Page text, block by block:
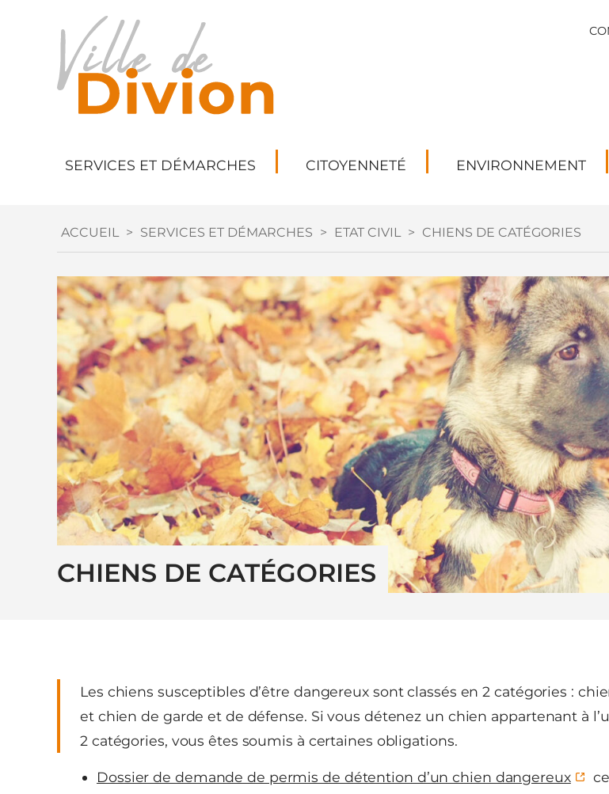
SERVICES ET DÉMARCHES CITOYENNETÉ ENVIRONNEMENT
ACCUEIL > SERVICES ET DÉMARCHES > ETAT CIVIL > CHIENS DE CATÉGORIES
CHIENS DE CATÉGORIES
Les chiens susceptibles d’être dangereux sont classés en 2 catégories :
et chien de garde et de défense. Si vous détenez un chien appartenant à
2 catégories, vous êtes soumis à certaines obligations.
Dossier de demande de permis de détention d’un chien dangereux